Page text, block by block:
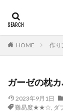
HOME 作り
ガーゼの枕
2023年9月1日
難易度★★☆, ダ